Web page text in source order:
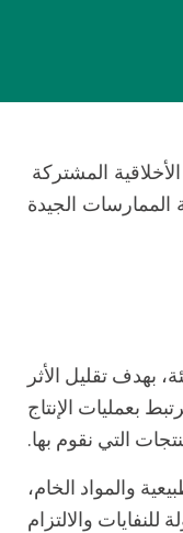
المشتركة
الممارسات الجيدة
بهدف تقليل الأثر
بعمليات الإنتاج
التي نقوم بها.
والمواد الخام،
للنفايات والالتزام